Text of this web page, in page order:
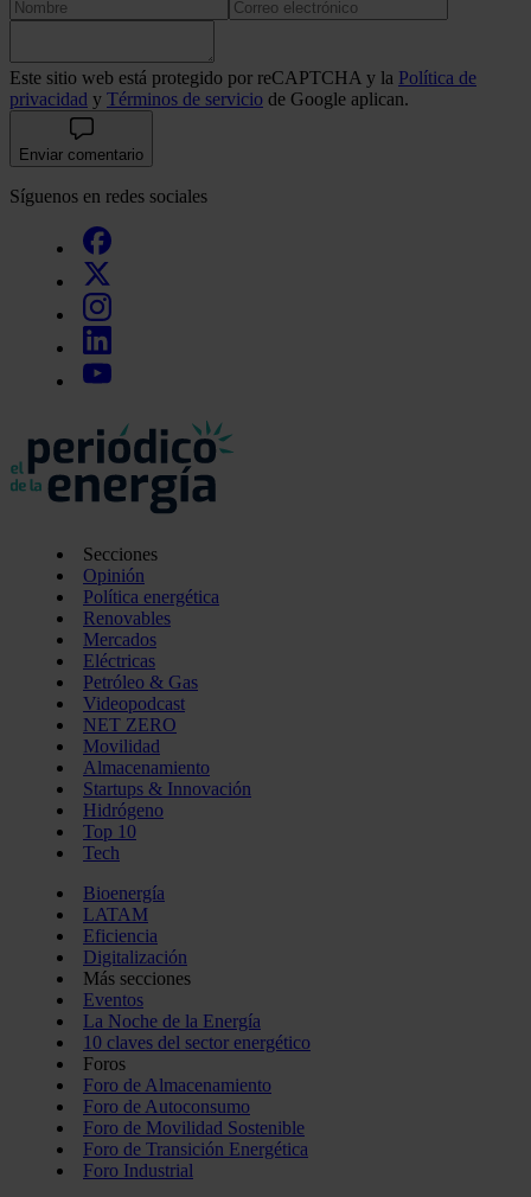
Este sitio web está protegido por reCAPTCHA y la Política de
privacidad y Términos de servicio de Google aplican.
Enviar comentario
Síguenos en redes sociales
Secciones
Opinión
Política energética
Renovables
Mercados
Eléctricas
Petróleo & Gas
Videopodcast
NET ZERO
Movilidad
Almacenamiento
Startups & Innovación
Hidrógeno
Top 10
Tech
Bioenergía
LATAM
Eficiencia
Digitalización
Más secciones
Eventos
La Noche de la Energía
10 claves del sector energético
Foros
Foro de Almacenamiento
Foro de Autoconsumo
Foro de Movilidad Sostenible
Foro de Transición Energética
Foro Industrial